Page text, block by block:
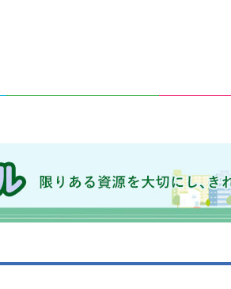
し、きれいな街を守ろう！